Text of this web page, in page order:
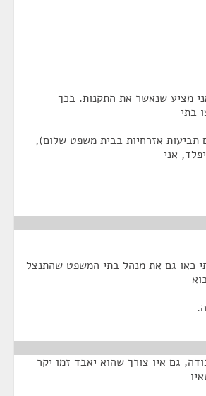
מציע שנאשר את התקנות. בכך
בתי
אזרחיות בבית משפט שלום),
כאו גם את מנהל בתי המשפט שהתנצל
גם איו צורך שהוא יאבד זמו יקר